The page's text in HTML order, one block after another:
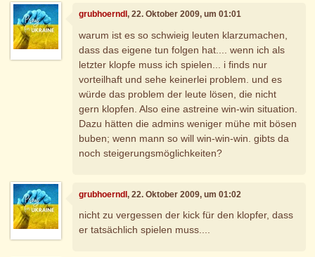
grubhoerndl, 22. Oktober 2009, um 01:01
warum ist es so schwieig leuten klarzumachen,
dass das eigene tun folgen hat.... wenn ich als
letzter klopfe muss ich spielen... i finds nur
vorteilhaft und sehe keinerlei problem. und es
würde das problem der leute lösen, die nicht
gern klopfen. Also eine astreine win-win situation.
Dazu hätten die admins weniger mühe mit bösen
buben; wenn mann so will win-win-win. gibts da
noch steigerungsmöglichkeiten?
grubhoerndl, 22. Oktober 2009, um 01:02
nicht zu vergessen der kick für den klopfer, dass
er tatsächlich spielen muss....